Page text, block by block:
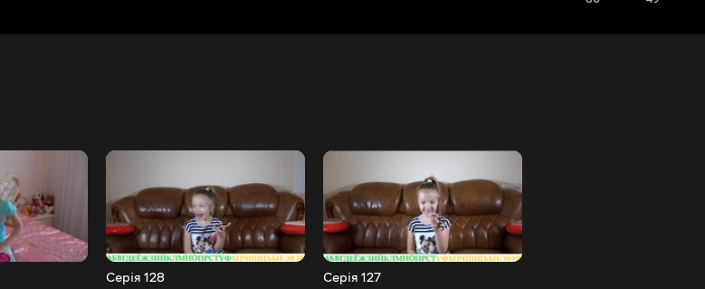
Серія 128 Серія 127